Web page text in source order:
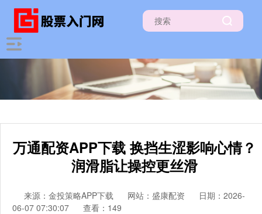
万通配资APP下载 换挡生涩影响心情？
润滑脂让操控更丝滑
来源：金投策略APP下载 网站：盛康配资
日期：2026-
06-07 07:30:07
查看：149